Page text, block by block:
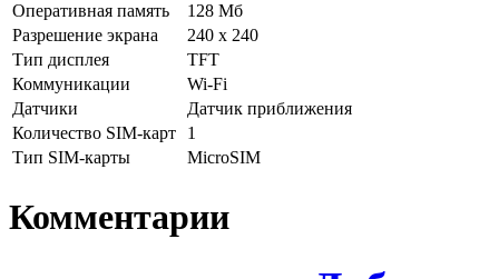
Оперативная память
128 Мб
Разрешение экрана
240 x 240
Тип дисплея
TFT
Коммуникации
Wi-Fi
Датчики
Датчик приближения
Количество SIM-карт
1
Тип SIM-карты
MicroSIM
Комментарии